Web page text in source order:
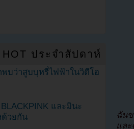
ฉัน
แล
ประจำสัปดาห์
บว่าสูบบุหรี่ไฟฟ้าในวิดีโอ
และมินะ
ด้วยกัน